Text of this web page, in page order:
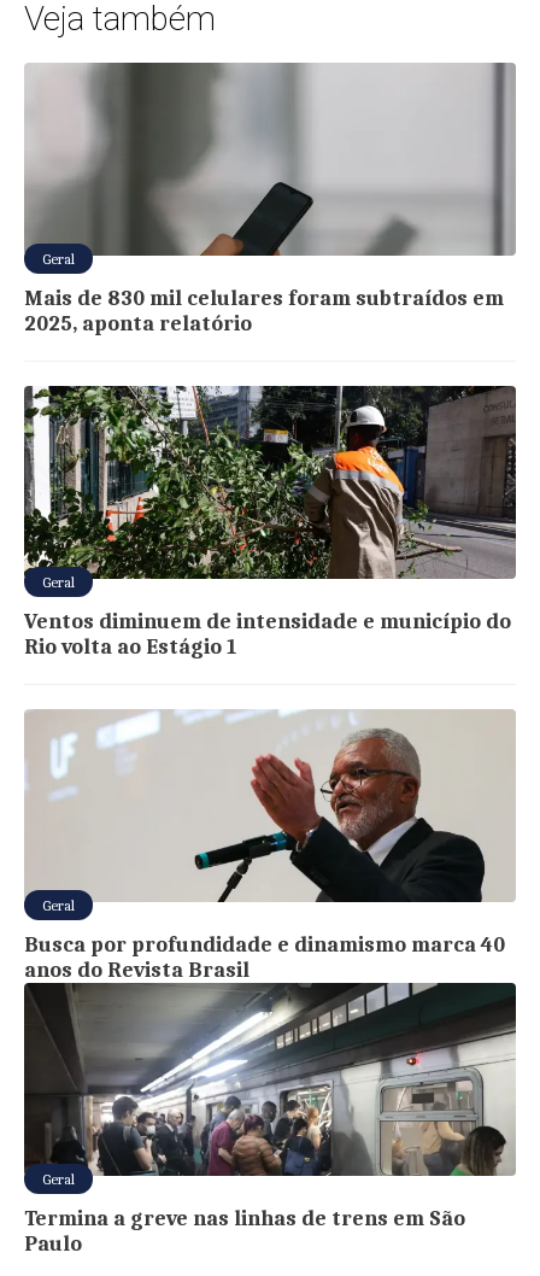
Veja também
Geral
Mais de 830 mil celulares foram subtraídos em
2025, aponta relatório
Geral
Ventos diminuem de intensidade e município do
Rio volta ao Estágio 1
Geral
Busca por profundidade e dinamismo marca 40
anos do Revista Brasil
Geral
Termina a greve nas linhas de trens em São
Paulo